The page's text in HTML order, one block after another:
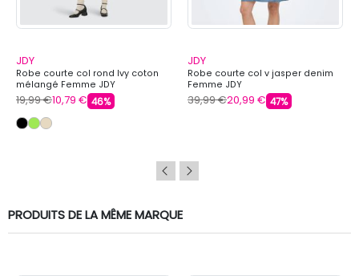
JDY
Robe courte col rond Ivy coton
mélangé Femme JDY
19,99 €10,79 € 46%
JDY
Robe courte col v jasper denim
Femme JDY
39,99 €20,99 € 47%
PRODUITS DE LA MÊME MARQUE